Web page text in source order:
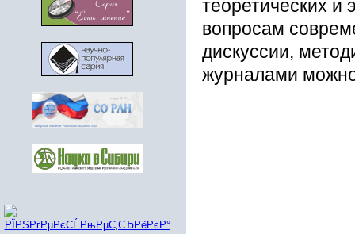
теоретических и
вопросам
дискуссии,
журналами